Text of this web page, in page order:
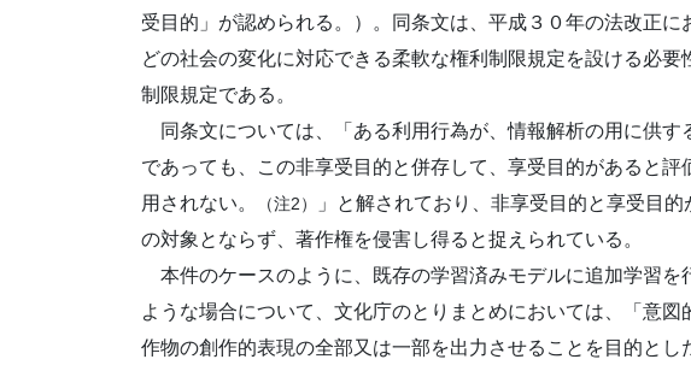
受目的」が認められる。）。同条文は、平成３０年の法改正
どの社会の変化に対応できる柔軟な権利制限規定を設ける必要
制限規定である。
同条文については、「ある利用行為が、情報解析の用に供す
であっても、この非享受目的と併存して、享受目的があると
用されない。
（注2）
」と解されており、非享受目的と享受目
の対象とならず、著作権を侵害し得ると捉えられている。
本件のケースのように、既存の学習済みモデルに追加学習を
ような場合について、文化庁のとりまとめにおいては、「意図
作物の創作的表現の全部又は一部を出力させることを目的と